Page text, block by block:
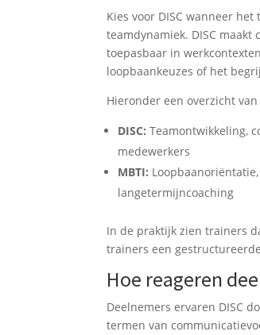
Kies voor DISC wanneer
teamdynamiek. DISC
toepasbaar in
loopbaankeuzes of het
Hieronder een overzicht
DISC: Teamontwikkeling,
medewerkers
MBTI:
langetermijncoaching
In de praktijk zien trainers
trainers een
Hoe reageren
Deelnemers ervaren DISC
termen van